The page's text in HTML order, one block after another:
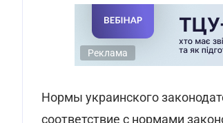
Реклама
Нормы украинского
соответствие с нормами